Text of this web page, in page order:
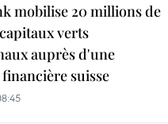
mobilise 20 millions de
verts
auprès d'une
suisse